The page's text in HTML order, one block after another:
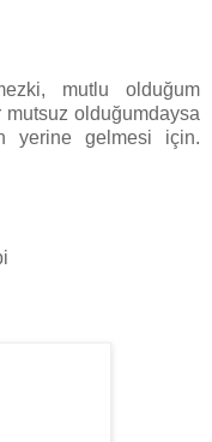
mutlu olduğum
olduğumdaysa
yerine gelmesi için.